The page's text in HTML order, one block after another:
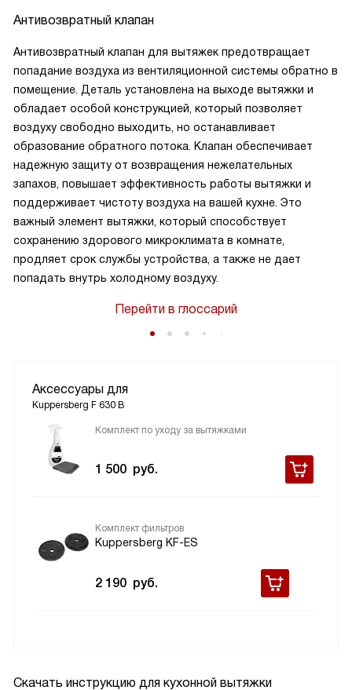
Скачать инструкцию для кухонной вытяжки
Антивозвратный клапан
Антивозвратный клапан для вытяжек предотвращает
попадание воздуха из вентиляционной системы обратно в
помещение. Деталь установлена на выходе вытяжки и
обладает особой конструкцией, который позволяет
воздуху свободно выходить, но останавливает
образование обратного потока. Клапан обеспечивает
надежную защиту от возвращения нежелательных
запахов, повышает эффективность работы вытяжки и
поддерживает чистоту воздуха на вашей кухне. Это
важный элемент вытяжки, который способствует
сохранению здорового микроклимата в комнате,
продляет срок службы устройства, а также не дает
попадать внутрь холодному воздуху.
Перейти в глоссарий
Аксессуары для
Kuppersberg F 630 B
Комплект по уходу за вытяжками
1 500 руб.
Комплект фильтров
Kuppersberg KF-ES
2 190 руб.